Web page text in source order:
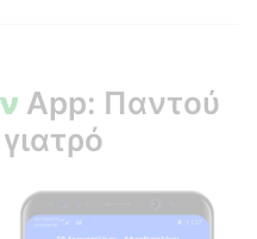
App: Παντού